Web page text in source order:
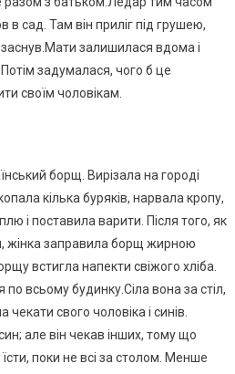
в сад. Там він приліг під грушею,
заснув.Мати залишилася вдома і
задумалася, чого б це
своїм чоловікам.
борщ. Вирізала на городі
кілька буряків, нарвала кропу,
і поставила варити. Після того, як
жінка заправила борщ жирною
встигла напекти свіжого хліба.
всьому будинку.Сіла вона за стіл,
чекати свого чоловіка і синів.
але він чекав інших, тому що
поки не всі за столом. Менше